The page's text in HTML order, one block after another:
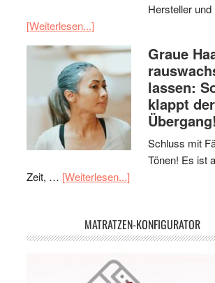
Hersteller
[Weiterlesen...]
Graue
lassen:
klappt der
Übergang!
Schluss mit
Tönen! Es ist
Zeit, … [Weiterlesen...]
MATRATZEN-KONFIGURATOR